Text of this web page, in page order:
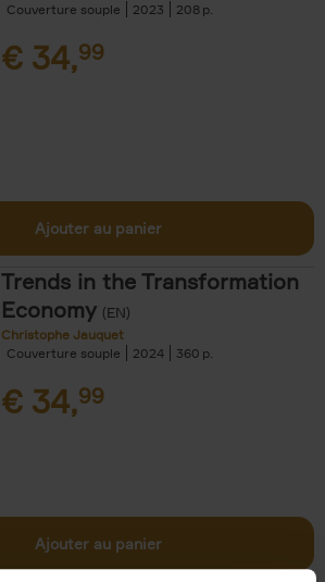
Couverture souple
2023 208
€ 34,99
Ajouter au panier
Trends in the Transformation
Economy (EN)
Christophe Jauquet
Couverture souple
2024 360
€ 34,99
Ajouter au panier